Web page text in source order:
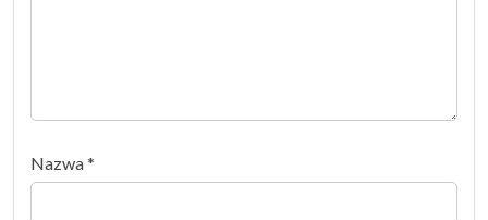
Nazwa*